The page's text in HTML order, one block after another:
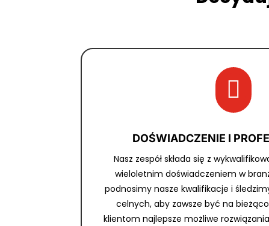

DOŚWIADCZENIE I
Nasz zespół składa się z
wieloletnim doświadczeniem w
podnosimy nasze kwalifikacje i
celnych, aby zawsze być na
klientom najlepsze możliwe